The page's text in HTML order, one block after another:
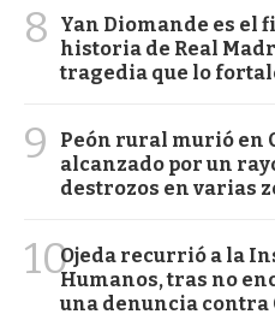
8
Yan Diomande es el
historia de Real
tragedia que lo
9
Peón rural murió en
alcanzado por un
destrozos en varias
10Ojeda recurrió a la
Humanos, tras no
una denuncia contra